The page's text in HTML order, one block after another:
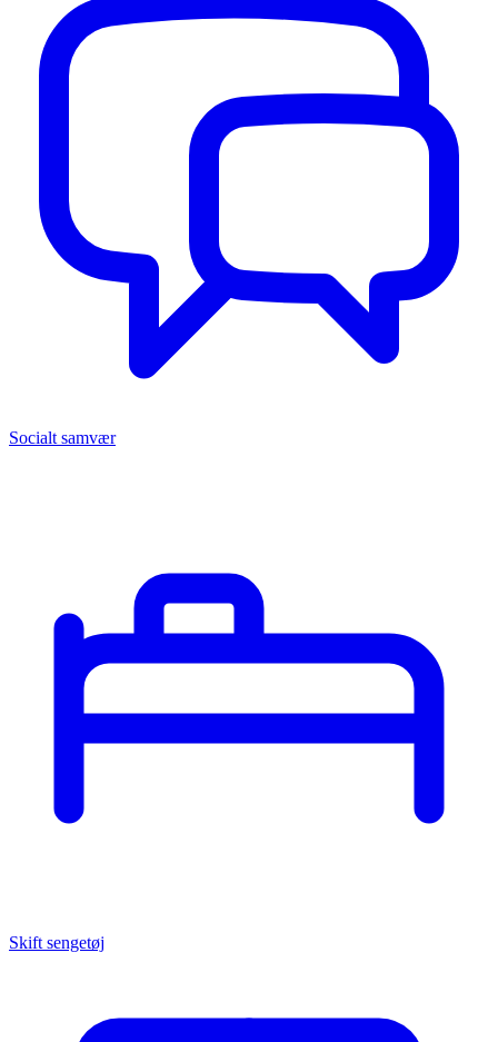
Socialt samvær
Skift sengetøj